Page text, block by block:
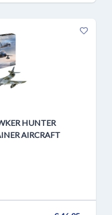
HUNTER
AIRCRAFT